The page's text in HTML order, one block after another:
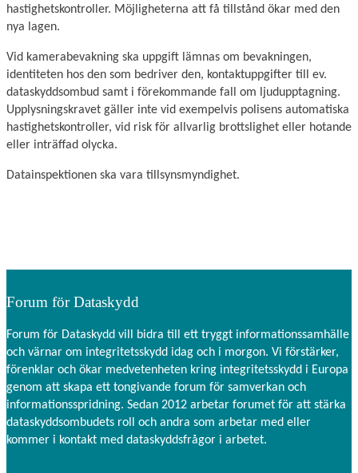
hastighetskontroller. Möjligheterna att få tillstånd ökar med den
nya lagen.
Vid kamerabevakning ska uppgift lämnas om bevakningen,
identiteten hos den som bedriver den, kontaktuppgifter till ev.
dataskyddsombud samt i förekommande fall om ljudupptagning.
Upplysningskravet gäller inte vid exempelvis polisens automatiska
hastighetskontroller, vid risk för allvarlig brottslighet eller hotande
eller inträffad olycka.
Datainspektionen ska vara tillsynsmyndighet.
Forum för Dataskydd
Forum för Dataskydd vill bidra till ett tryggt informationssamhälle
och värnar om integritetsskydd idag och i morgon. Vi förstärker,
förenklar och ökar medvetenheten kring integritetsskydd i Europa
genom att skapa ett tongivande forum för samverkan och
informationsspridning. Sedan 2012 arbetar forumet för att stärka
dataskyddsombudets roll och andra som arbetar med eller
kommer i kontakt med dataskyddsfrågor i arbetet.